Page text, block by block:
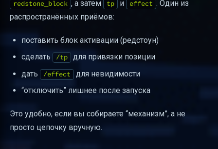
redstone_block , а затем tp и effect . Один из
распространённых приёмов:
поставить блок активации (редстоун)
сделать
/tp
для привязки позиции
дать
/effect
для невидимости
“отключить” лишнее после запуска
Это удобно, если вы собираете “механизм”, а не
просто цепочку вручную.